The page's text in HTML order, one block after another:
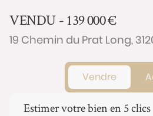
VENDU -139 000€
19 Chemin du Prat Long,
Vendre
Estimer votre bien en 5 clics